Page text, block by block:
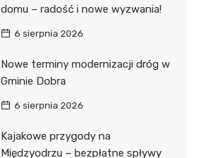
domu – radość i nowe wyzwania!
6 sierpnia 2026
Nowe terminy modernizacji dróg w
Gminie Dobra
6 sierpnia 2026
Kajakowe przygody na
Międzyodrzu – bezpłatne spływy